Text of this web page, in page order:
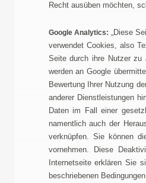
Recht ausüben möchten,
Google Analytics: „Diese
verwendet Cookies, also
Seite durch ihre Nutzer zu
werden an Google
Bewertung Ihrer Nutzung
anderer Dienstleistungen
Daten im Fall einer
namentlich auch der
verknüpfen. Sie können
vornehmen. Diese
Internetseite erklären Sie
beschriebenen